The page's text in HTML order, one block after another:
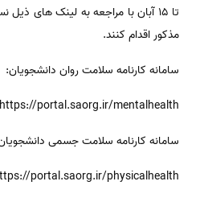
تا ۱۵ آبان با مراجعه به لینک های
مذکور اقدام کنند.
سامانه کارنامه سلامت روان دانشجویان:
https://portal.saorg.ir/mentalhealth
سامانه کارنامه سلامت جسمی
portal.saorg.ir/physicalhealth